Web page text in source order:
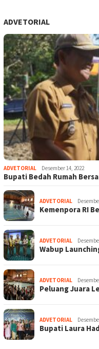
ADVETORIAL
ADVETORIAL Desember 14, 2022
Bupati Bedah Rumah
ADVETORIAL
Kemenpora RI
ADVETORIAL
Wabup
ADVETORIAL
Peluang Juara
ADVETORIAL
Bupati Laura